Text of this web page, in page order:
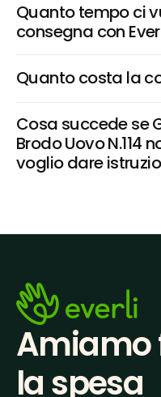
Quanto tempo ci
consegna con
Quanto costa la
Cosa succede se
Brodo Uovo N.114
voglio dare
Amiamo
la spesa